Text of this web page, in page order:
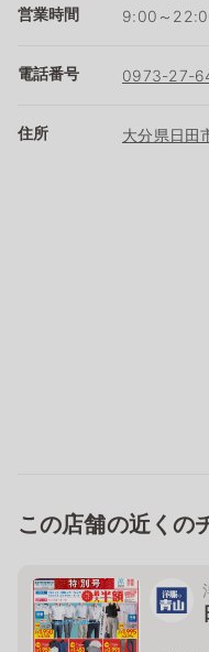
営業時間 9:00～
電話番号 0973-27-
住所 大分県日田
この店舗の近くの